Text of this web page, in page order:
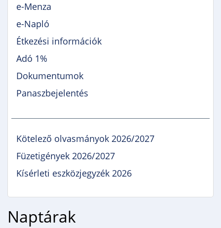
e-Menza
e-Napló
Étkezési információk
Adó 1%
Dokumentumok
Panaszbejelentés
Kötelező olvasmányok 2026/2027
Füzetigények 2026/2027
Kísérleti eszközjegyzék 2026
Naptárak